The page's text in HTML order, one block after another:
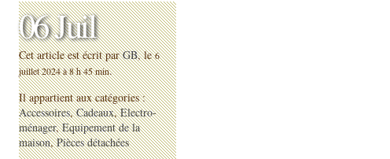
06 Juil
Cet article est écrit parGB, le6
juillet 2024 à 8 h 45 min.
Il appartient aux catégories :
Accessoires,Cadeaux,Electro-
ménager,Equipement de la
maison,Pièces détachées